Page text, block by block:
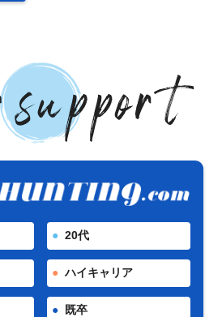
20代
ハイキャリア
既卒